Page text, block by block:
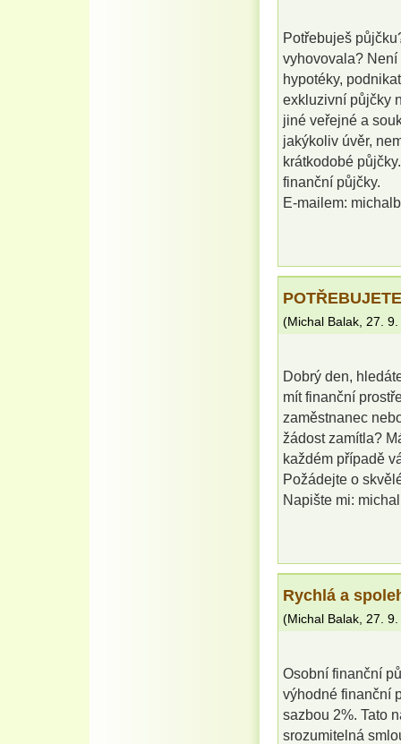
Potřebuješ
vyhovovala?
hypotéky,
exkluzivní půjčky
jiné veřejné a
jakýkoliv úvěr,
krátkodobé
finanční půjčky.
E-mailem:
(Michal Balak 27.
Dobrý den,
mít finanční
zaměstnanec
žádost zamítla?
každém případě
Požádejte o
Napište mi:
Rychlá a
(Michal Balak 27.
Osobní finanční
výhodné finanční
sazbou 2%. Tato
srozumitelná